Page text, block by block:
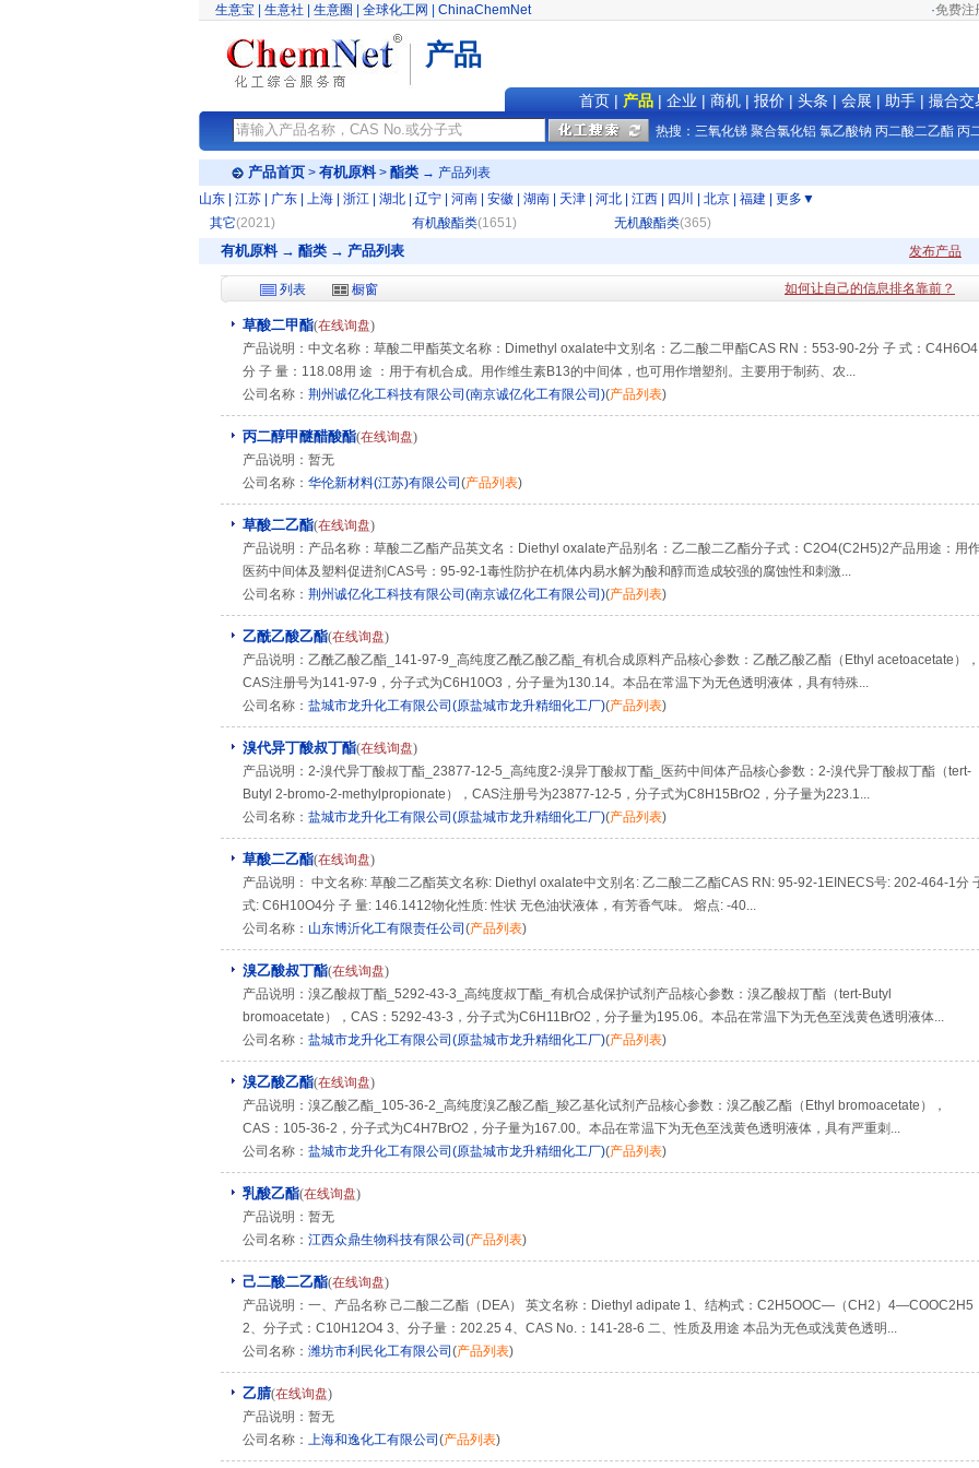
生意宝 生意社 生意圈 全球化工网 ChinaChemNet ·免费注
产品
首页| 产品| 企业 | 商机| 报价| 头条 | 会展 | 助手| 撮合交
热搜： 三氧化锑 聚合氯化铝 氯乙酸钠 丙二酸二乙酯 丙
产品首页 > 有机原料> 酯类 → 产品列表
山东
江苏 广东 上海 浙江 湖北 辽宁 河南 安徽 湖南 天津 河北 江西 四川 北京 福建
更多▼
其它(2021) 有机酸酯类(1651) 无机酸酯类(365)
有机原料 → 酯类 → 产品列表 发布产品
列表 橱窗 如何让自己的信息排名靠前？
草酸二甲酯(在线询盘)
产品说明：中文名称：草酸二甲酯英文名称：Dimethyl oxalate中文别名：乙二酸二甲酯CAS RN：553-90-2分 子 式：C4H6O4
分 子 量：118.08用 途 ：用于有机合成。用作维生素B13的中间体，也可用作增塑剂。主要用于制药、农...
公司名称： 荆州诚亿化工科技有限公司(南京诚亿化工有限公司)(产品列表)
丙二醇甲醚醋酸酯(在线询盘)
产品说明：暂无
公司名称： 华伦新材料(江苏)有限公司 (产品列表)
草酸二乙酯(在线询盘)
产品说明：产品名称：草酸二乙酯产品英文名：Diethyl oxalate产品别名：乙二酸二乙酯分子式：C2O4(C2H5)2产品用途：用
医药中间体及塑料促进剂CAS号：95-92-1毒性防护在机体内易水解为酸和醇而造成较强的腐蚀性和刺激...
公司名称： 荆州诚亿化工科技有限公司(南京诚亿化工有限公司)(产品列表)
乙酰乙酸乙酯(在线询盘)
产品说明：乙酰乙酸乙酯_141-97-9_高纯度乙酰乙酸乙酯_有机合成原料产品核心参数：乙酰乙酸乙酯（Ethyl acetoacetate），
CAS注册号为141-97-9，分子式为C6H10O3，分子量为130.14。本品在常温下为无色透明液体，具有特殊...
公司名称： 盐城市龙升化工有限公司(原盐城市龙升精细化工厂)(产品列表)
溴代异丁酸叔丁酯(在线询盘)
产品说明：2-溴代异丁酸叔丁酯_23877-12-5_高纯度2-溴异丁酸叔丁酯_医药中间体产品核心参数：2-溴代异丁酸叔丁酯（tert-
Butyl 2-bromo-2-methylpropionate），CAS注册号为23877-12-5，分子式为C8H15BrO2，分子量为223.1...
公司名称： 盐城市龙升化工有限公司(原盐城市龙升精细化工厂)(产品列表)
草酸二乙酯(在线询盘)
产品说明： 中文名称: 草酸二乙酯英文名称: Diethyl oxalate中文别名: 乙二酸二乙酯CAS RN: 95-92-1EINECS号: 202-464-1分
式: C6H10O4分 子 量: 146.1412物化性质: 性状 无色油状液体，有芳香气味。 熔点: -40...
公司名称： 山东博沂化工有限责任公司 (产品列表)
溴乙酸叔丁酯(在线询盘)
产品说明：溴乙酸叔丁酯_5292-43-3_高纯度叔丁酯_有机合成保护试剂产品核心参数：溴乙酸叔丁酯（tert-Butyl
bromoacetate），CAS：5292-43-3，分子式为C6H11BrO2，分子量为195.06。本品在常温下为无色至浅黄色透明液体...
公司名称： 盐城市龙升化工有限公司(原盐城市龙升精细化工厂)(产品列表)
溴乙酸乙酯(在线询盘)
产品说明：溴乙酸乙酯_105-36-2_高纯度溴乙酸乙酯_羧乙基化试剂产品核心参数：溴乙酸乙酯（Ethyl bromoacetate），
CAS：105-36-2，分子式为C4H7BrO2，分子量为167.00。本品在常温下为无色至浅黄色透明液体，具有严重刺...
公司名称： 盐城市龙升化工有限公司(原盐城市龙升精细化工厂)(产品列表)
乳酸乙酯(在线询盘)
产品说明：暂无
公司名称： 江西众鼎生物科技有限公司 (产品列表)
己二酸二乙酯(在线询盘)
产品说明：一、产品名称 己二酸二乙酯（DEA） 英文名称：Diethyl adipate 1、结构式：C2H5OOC—（CH2）4—COOC2H5
2、分子式：C10H12O4 3、分子量：202.25 4、CAS No.：141-28-6 二、性质及用途 本品为无色或浅黄色透明...
公司名称： 潍坊市利民化工有限公司 (产品列表)
乙腈(在线询盘)
产品说明：暂无
公司名称： 上海和逸化工有限公司 (产品列表)